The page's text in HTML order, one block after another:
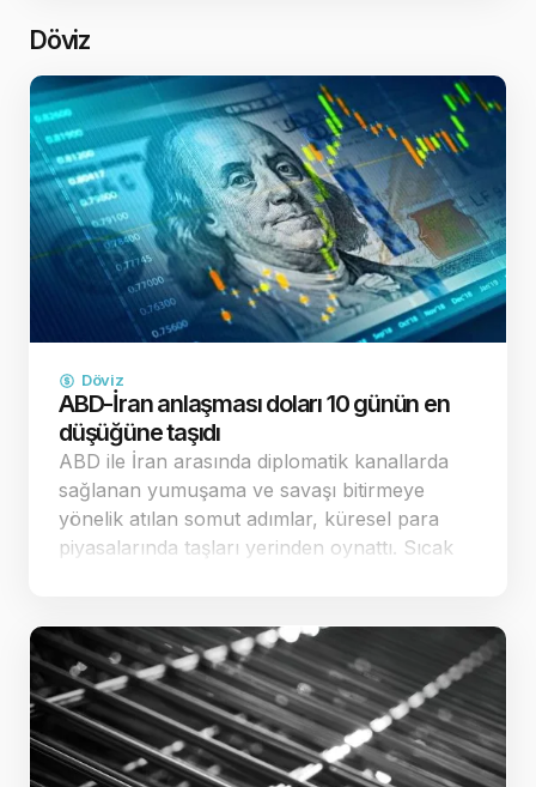
revizyonu beklent…
Döviz
Döviz
ABD-İran anlaşması doları 10 günün en
düşüğüne taşıdı
ABD ile İran arasında diplomatik kanallarda
sağlanan yumuşama ve savaşı bitirmeye
yönelik atılan somut adımlar, küresel para
piyasalarında taşları yerinden oynattı. Sıcak
yatırımcıların "g…